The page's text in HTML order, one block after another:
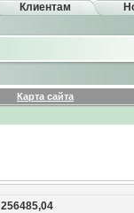
Клиентам
Карта сайта
256485,04